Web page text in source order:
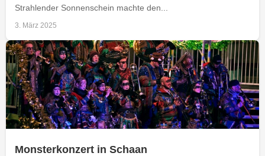
Strahlender Sonnenschein machte den...
3. März 2025
Monsterkonzert in Schaan